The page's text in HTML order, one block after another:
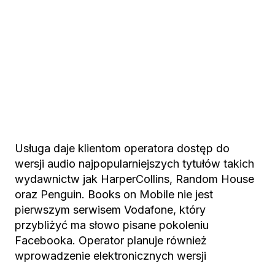
Usługa daje klientom operatora dostęp do
wersji audio najpopularniejszych tytułów takich
wydawnictw jak HarperCollins, Random House
oraz Penguin. Books on Mobile nie jest
pierwszym serwisem Vodafone, który
przybliżyć ma słowo pisane pokoleniu
Facebooka. Operator planuje również
wprowadzenie elektronicznych wersji